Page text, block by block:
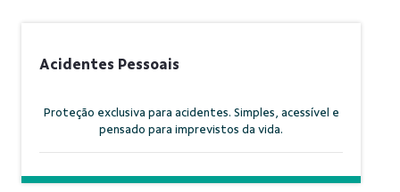
Acidentes Pessoais
Proteção exclusiva para acidentes. Simples, acessível e
pensado para imprevistos da vida.